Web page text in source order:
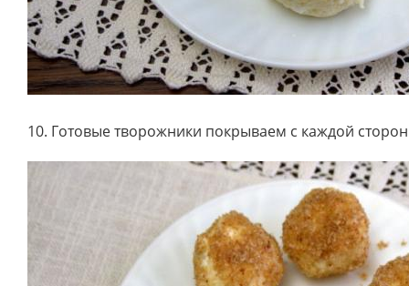
10. Готовые творожники покрываем с каждой